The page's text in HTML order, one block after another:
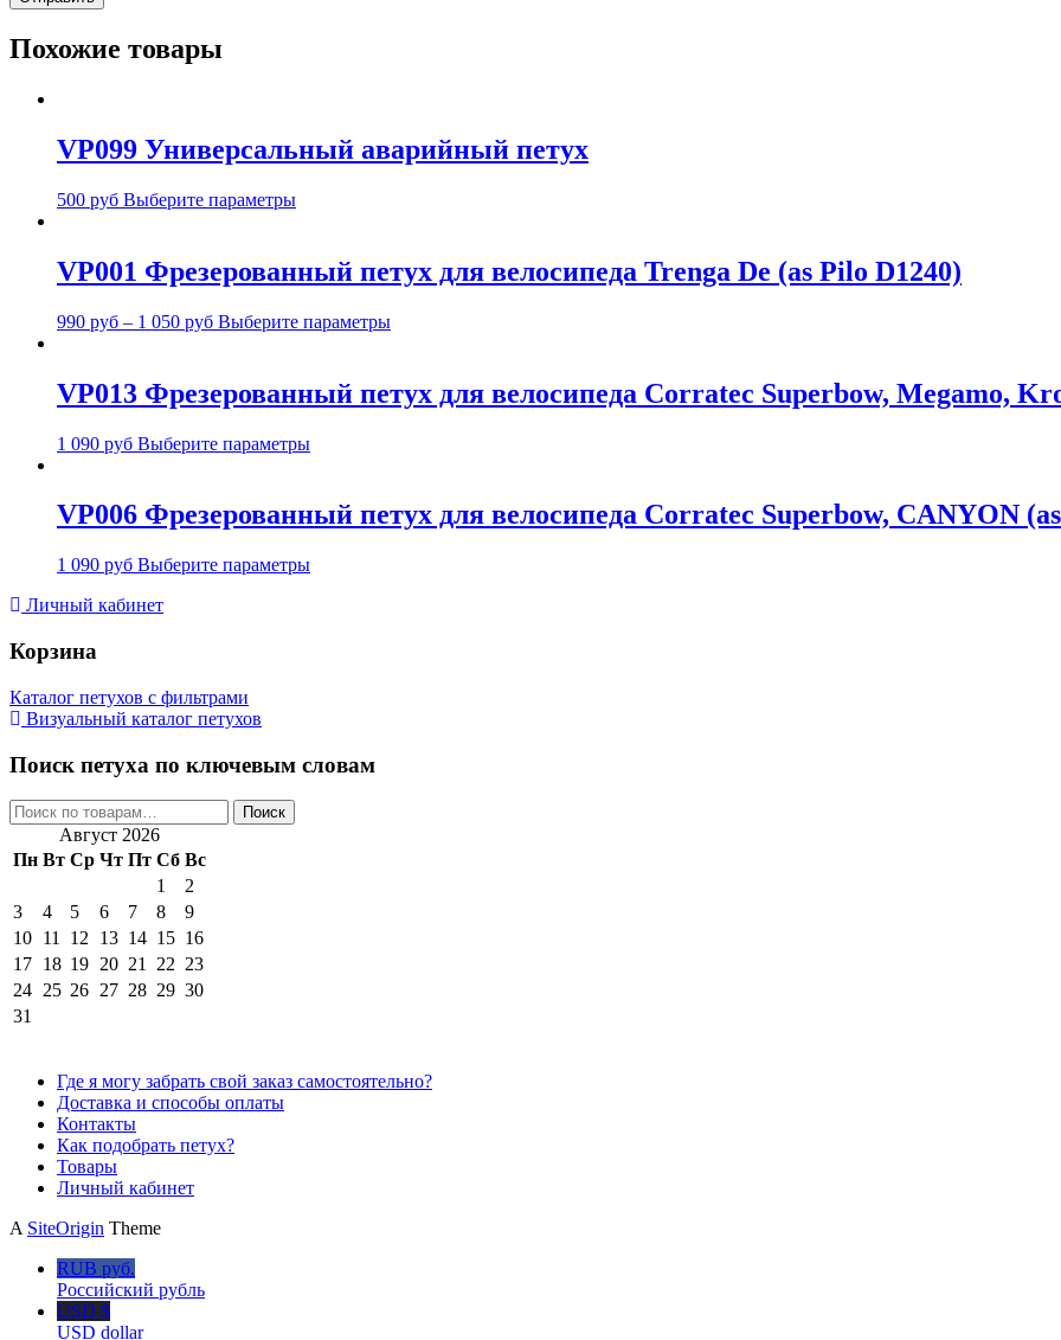
Похожие товары
VP099 Универсальный аварийный петух
500 руб Выберите параметры
VP001 Фрезерованный петух для велосипеда Trenga De (as Pilo D1240)
990 руб – 1 050 руб Выберите параметры
VP013 Фрезерованный петух для велосипеда Corratec Superbow, Megamo,
1 090 руб Выберите параметры
VP006 Фрезерованный петух для велосипеда Corratec Superbow, CANYON
1 090 руб Выберите параметры
Личный кабинет
Корзина
Каталог петухов с фильтрами
Визуальный каталог петухов
Поиск петуха по ключевым словам
Искать: Поиск
Август 2026
Пн Вт Ср Чт Пт Сб Вс
1
2
3
4 5 6 7 8
9
10 11 12 13 14 15 16
17 18 19 20 21 22 23
24 25 26 27 28 29 30
31
Где я могу забрать свой заказ самостоятельно?
Доставка и способы оплаты
Контакты
Как подобрать петух?
Товары
Личный кабинет
A SiteOrigin Theme
RUB руб.
Российский рубль
USD $
USD dollar